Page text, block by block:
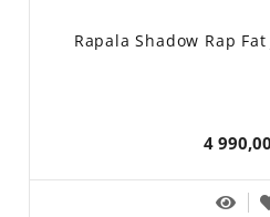
Rapala Shadow Rap Fat
4